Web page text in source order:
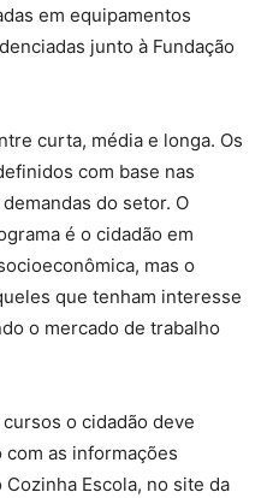
em equipamentos
junto à Fundação
curta, média e longa. Os
com base nas
do setor. O
é o cidadão em
mas o
que tenham interesse
o mercado de trabalho
o cidadão deve
as informações
Escola, no site da